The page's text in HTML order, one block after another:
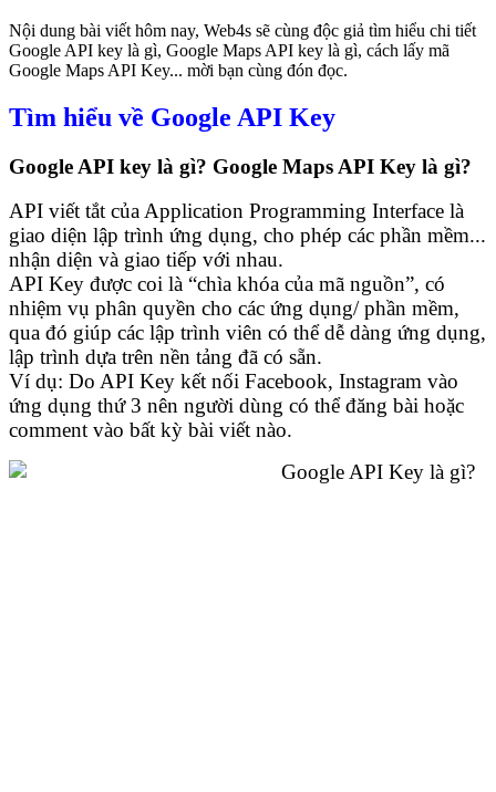
Nội dung bài viết hôm nay, Web4s sẽ cùng độc giả tìm hiểu chi tiết
Google API key là gì, Google Maps API key là gì, cách lấy mã
Google Maps API Key... mời bạn cùng đón đọc.
Tìm hiểu về Google API Key
Google API key là gì? Google Maps API Key là gì?
API viết tắt của Application Programming Interface là
giao diện lập trình ứng dụng, cho phép các phần mềm...
nhận diện và giao tiếp với nhau.
API Key được coi là “chìa khóa của mã nguồn”, có
nhiệm vụ phân quyền cho các ứng dụng/ phần mềm,
qua đó giúp các lập trình viên có thể dễ dàng ứng dụng,
lập trình dựa trên nền tảng đã có sẵn.
Ví dụ: Do API Key kết nối Facebook, Instagram vào
ứng dụng thứ 3 nên người dùng có thể đăng bài hoặc
comment vào bất kỳ bài viết nào.